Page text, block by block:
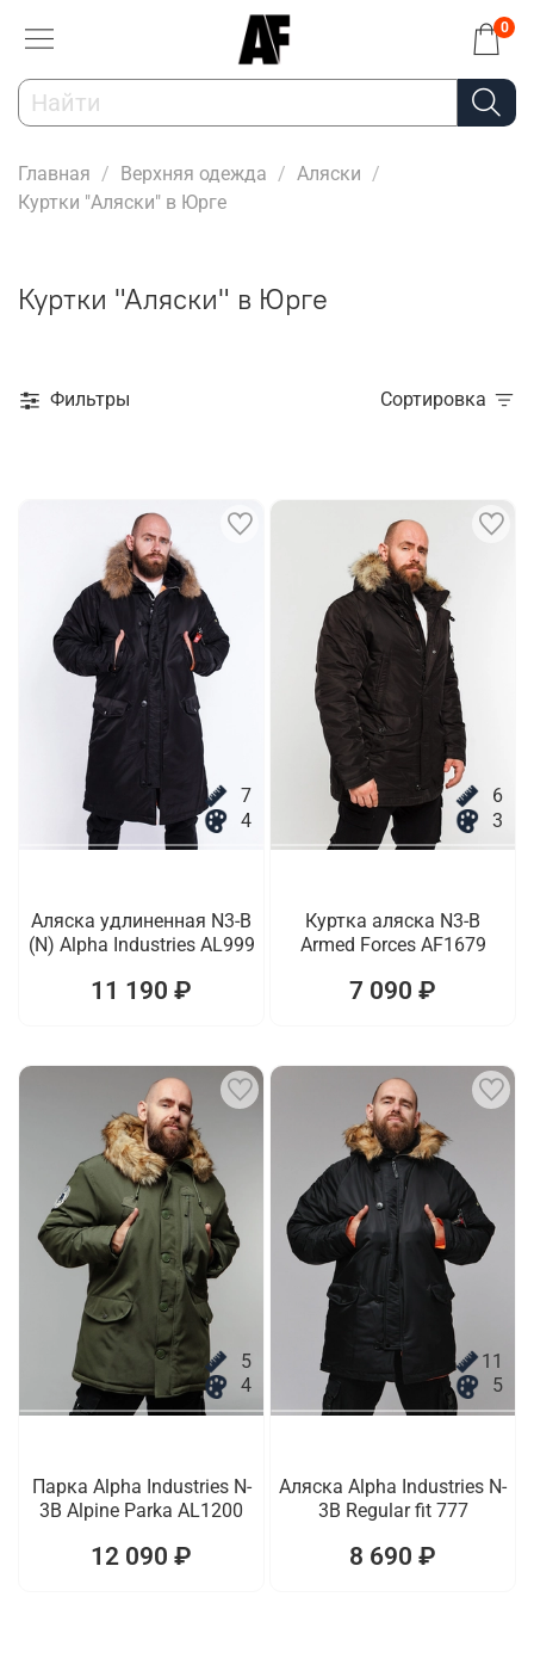
0
Главная Верхняя одежда
Аляски
Куртки "Аляски" в Юрге
Куртки "Аляски" в Юрге
Фильтры Сортировка
7
4
Аляска удлиненная N3-B
(N) Alpha Industries AL999
11 190 ₽
6
3
Куртка аляска N3-B
Armed Forces AF1679
7 090 ₽
5
4
Парка Alpha Industries N-
3B Alpine Parka AL1200
12 090 ₽
11
5
Аляска Alpha Industries N-
3B Regular fit 777
8 690 ₽